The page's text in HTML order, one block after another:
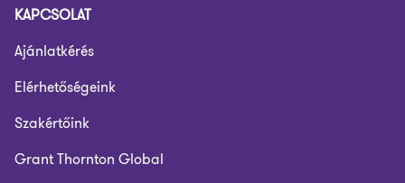
KAPCSOLAT
Ajánlatkérés
Elérhetőségeink
Szakértőink
Grant Thornton Global